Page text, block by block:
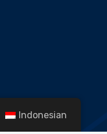
Indonesian